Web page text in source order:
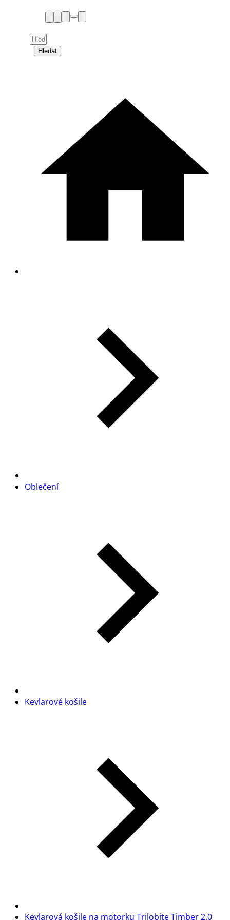
Hledat
Oblečení
Kevlarové košile
Kevlarová košile na motorku Trilobite Timber 2.0